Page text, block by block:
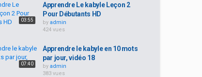
03:55
Apprendre Le kabyle Leçon 2
Pour Débutants HD
by admin
424 vues
07:40
Apprendre le kabyle en 10 mots
par jour, vidéo 18
by admin
383 vues